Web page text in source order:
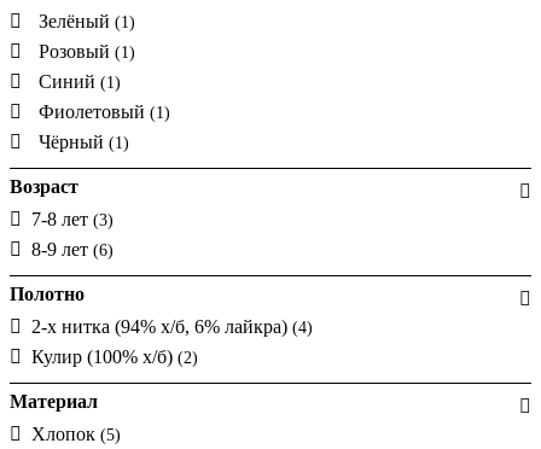
Зелёный (1)
Розовый (1)
Синий (1)
Фиолетовый (1)
Чёрный (1)
Возраст
7-8 лет (3)
8-9 лет (6)
Полотно
2-х нитка (94% х/б, 6% лайкра) (4)
Кулир (100% х/б) (2)
Материал
Хлопок (5)